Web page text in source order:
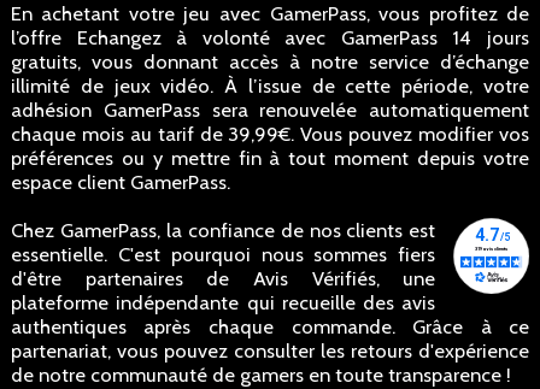
En achetant votre jeu avec GamerPass, vous profitez de
l’offre Echangez à volonté avec GamerPass 14 jours
gratuits, vous donnant accès à notre service d’échange
illimité de jeux vidéo. À l’issue de cette période, votre
adhésion GamerPass sera renouvelée automatiquement
chaque mois au tarif de 39,99€. Vous pouvez modifier vos
préférences ou y mettre fin à tout moment depuis votre
espace client GamerPass.
Chez GamerPass, la confiance de nos clients est
essentielle. C'est pourquoi nous sommes fiers
d'être partenaires de Avis Vérifiés, une
plateforme indépendante qui recueille des avis
authentiques après chaque commande. Grâce à ce
partenariat, vous pouvez consulter les retours d'expérience
de notre communauté de gamers en toute transparence !